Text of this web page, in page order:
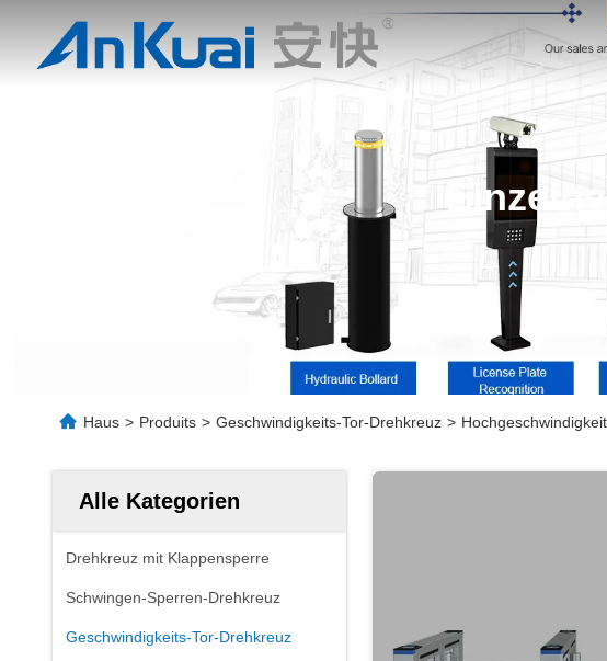
Haus > Produits > Geschwindigkeits-Tor-Drehkreuz >
Alle Kategorien
Drehkreuz mit Klappensperre
Schwingen-Sperren-Drehkreuz
Geschwindigkeits-Tor-Drehkreuz